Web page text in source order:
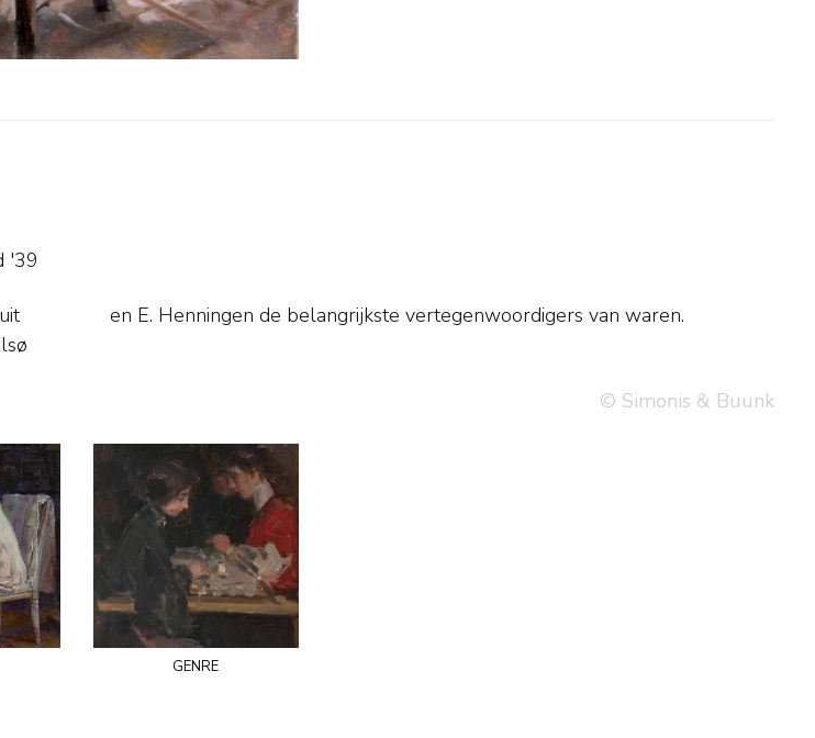
'39
en E. Henningen de belangrijkste vertegenwoordigers van waren.
© Simonis & Buunk
genre